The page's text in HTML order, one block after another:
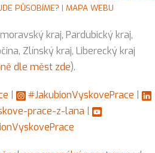
PŮSOBÍME? | MAPA WEBU
kraj, Pardubický kraj,
Zlínský kraj, Liberecký kraj
dle měst zde).
#JakubionVyskovePrace
prace-z-lana